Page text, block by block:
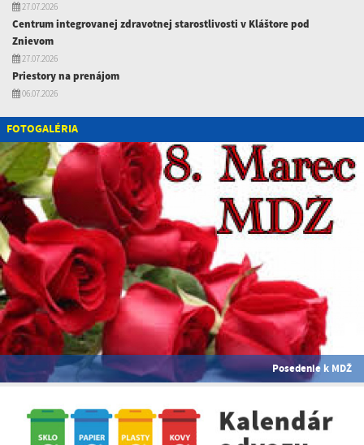
27.07.2026
Centrum integrovanej zdravotnej starostlivosti v Kláštore pod
Znievom
27.07.2026
Priestory na prenájom
06.07.2026
FOTOGALÉRIA
Posedenie k MDŽ